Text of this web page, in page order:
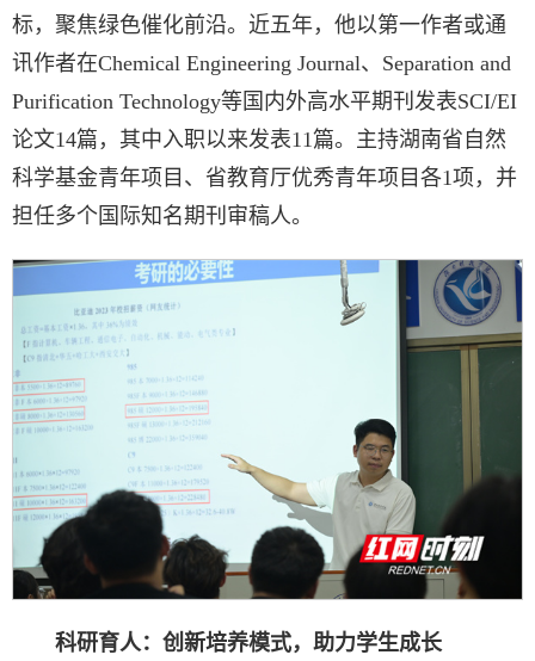
标，聚焦绿色催化前沿。近五年，他以第一作者或通
讯作者在Chemical Engineering Journal、Separation and
Purification Technology等国内外高水平期刊发表SCI/EI
论文14篇，其中入职以来发表11篇。主持湖南省自然
科学基金青年项目、省教育厅优秀青年项目各1项，并
担任多个国际知名期刊审稿人。
科研育人：创新培养模式，助力学生成长